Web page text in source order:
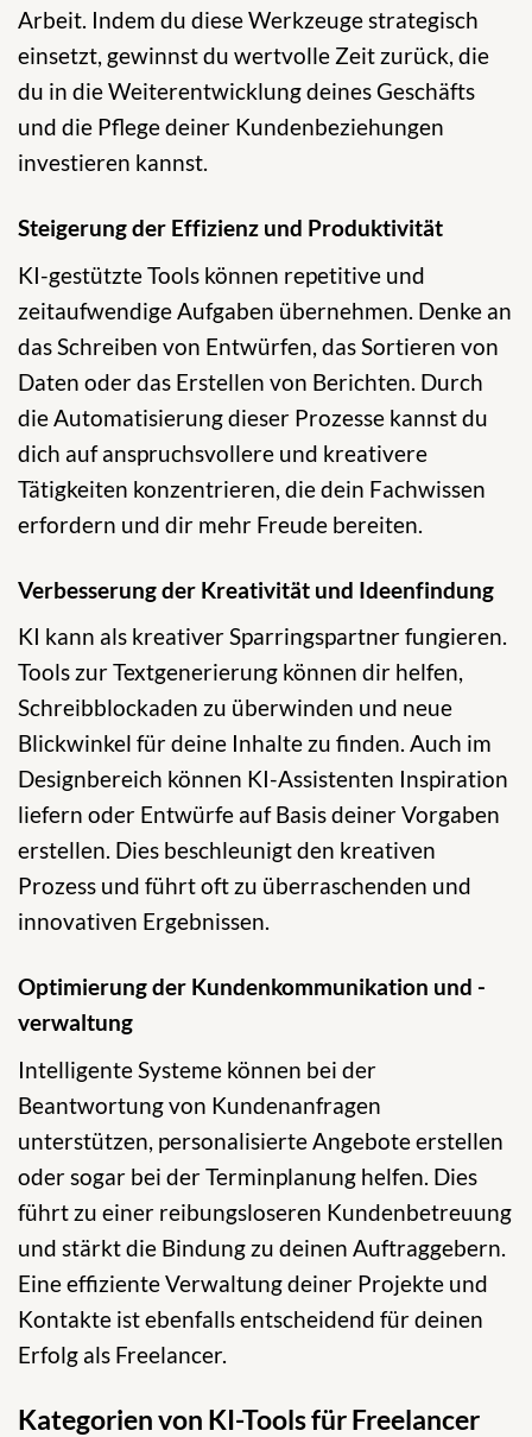
Arbeit. Indem du diese Werkzeuge strategisch
einsetzt, gewinnst du wertvolle Zeit zurück, die
du in die Weiterentwicklung deines Geschäfts
und die Pflege deiner Kundenbeziehungen
investieren kannst.
Steigerung der Effizienz und Produktivität
KI-gestützte Tools können repetitive und
zeitaufwendige Aufgaben übernehmen. Denke an
das Schreiben von Entwürfen, das Sortieren von
Daten oder das Erstellen von Berichten. Durch
die Automatisierung dieser Prozesse kannst du
dich auf anspruchsvollere und kreativere
Tätigkeiten konzentrieren, die dein Fachwissen
erfordern und dir mehr Freude bereiten.
Verbesserung der Kreativität und Ideenfindung
KI kann als kreativer Sparringspartner fungieren.
Tools zur Textgenerierung können dir helfen,
Schreibblockaden zu überwinden und neue
Blickwinkel für deine Inhalte zu finden. Auch im
Designbereich können KI-Assistenten Inspiration
liefern oder Entwürfe auf Basis deiner Vorgaben
erstellen. Dies beschleunigt den kreativen
Prozess und führt oft zu überraschenden und
innovativen Ergebnissen.
Optimierung der Kundenkommunikation und -
verwaltung
Intelligente Systeme können bei der
Beantwortung von Kundenanfragen
unterstützen, personalisierte Angebote erstellen
oder sogar bei der Terminplanung helfen. Dies
führt zu einer reibungsloseren Kundenbetreuung
und stärkt die Bindung zu deinen Auftraggebern.
Eine effiziente Verwaltung deiner Projekte und
Kontakte ist ebenfalls entscheidend für deinen
Erfolg als Freelancer.
Kategorien von KI-Tools für Freelancer